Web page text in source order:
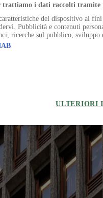
BRACCO, 6, 20159,
- REA di Milano 116 978 6
i dati raccolti tramite
del dispositivo ai
Pubblicità e contenuti
ricerche sul pubblico, sviluppo
ULTERIORI